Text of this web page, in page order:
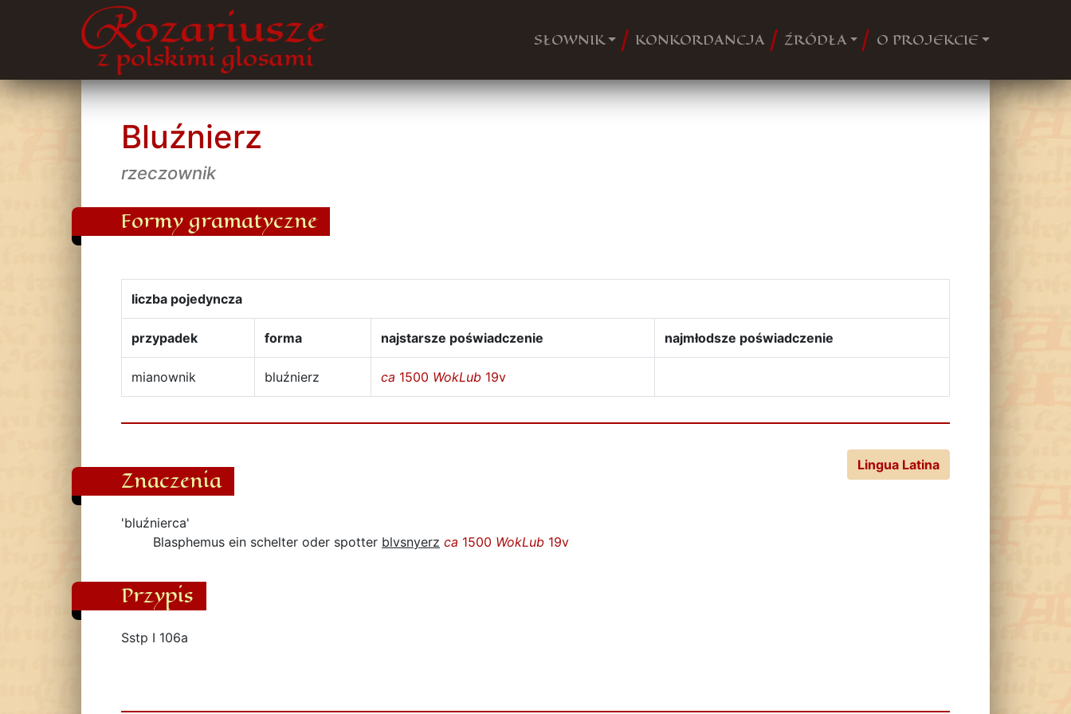
SŁOWNIK KONKORDANCJA ŹRÓDŁA O PROJEKCIE
Bluźnierz
rzeczownik
Formy gramatyczne
liczba pojedyncza
przypadek forma najstarsze poświadczenie najmłodsze poświadczenie
mianownik bluźnierz ca 1500 WokLub 19v
Znaczenia
Lingua Latina
'bluźnierca'
Blasphemus ein schelter oder spotter blvsnyerz ca 1500 WokLub 19v
Przypis
Sstp I 106a